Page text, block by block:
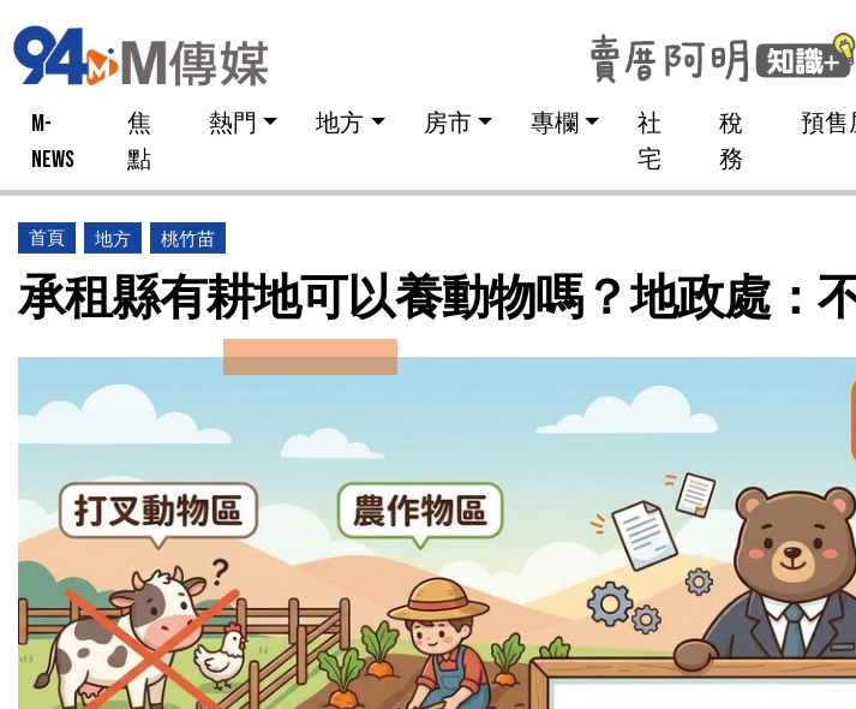
M-
NEWS
焦
點
熱門 地方 房市 專欄
社
宅
稅
務
預售
首頁 地方 桃竹苗
承租縣有耕地可以養動物嗎？地政處：